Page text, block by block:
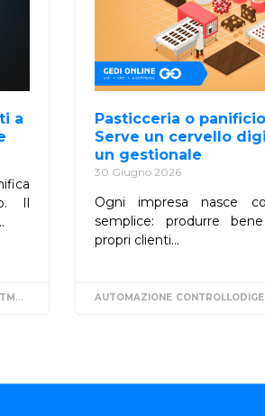
a
Il
ORGANIZZAZIONE
Pasticceria o
Serve un cervello
un gestionale
30 Giugno 2026
Ogni impresa nasce
semplice: produrre
propri clienti...
AUTOMAZIONE